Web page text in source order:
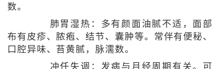
数。
肺胃湿热：多有颜面油腻不适，面部
布有皮疹、脓疱、结节、囊肿等。常伴有便秘、
口腔异味、苔黄腻，脉濡数。
冲任失调：发病与月经周期有关。可